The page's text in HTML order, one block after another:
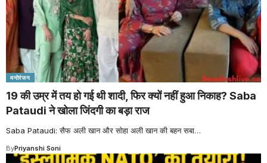
मनोरंजन
19 की उम्र में तय हो गई थी शादी, फिर क्यों नहीं हुआ निकाह? Saba
Pataudi ने खोला जिंदगी का बड़ा राज
Saba Pataudi: सैफ अली खान और सोहा अली खान की बहन सबा…
ByPriyanshi Soni